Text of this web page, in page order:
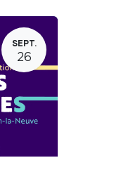
SEPT.
26